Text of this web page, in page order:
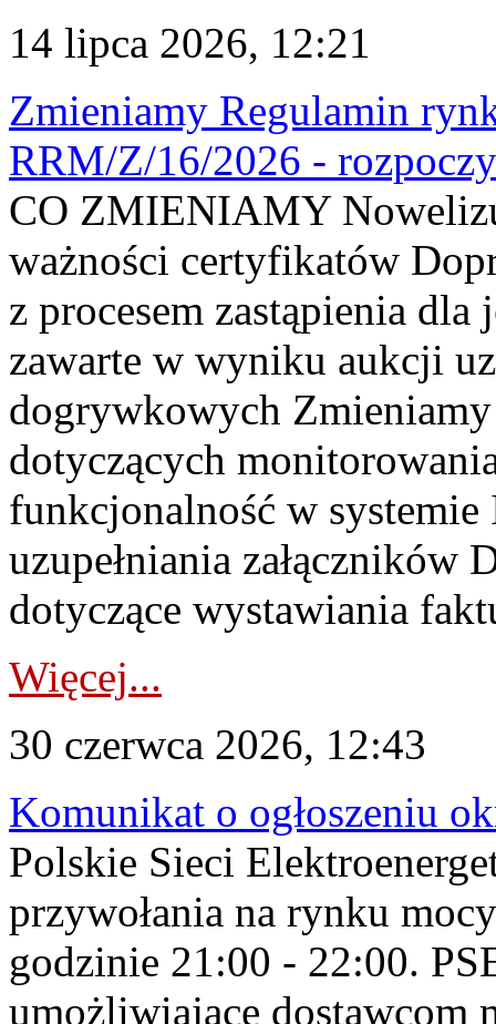
14 lipca 2026, 12:21
Zmieniamy Regulamin
RRM/Z/16/2026 -
CO ZMIENIAMY
ważności certyfikatów
z procesem zastąpienia
zawarte w wyniku aukcji
dogrywkowych Zmieniamy
dotyczących
funkcjonalność w
uzupełniania załączników
dotyczące wystawiania
Więcej...
30 czerwca 2026, 12:43
Komunikat o ogłoszeniu
Polskie Sieci
przywołania na rynku
godzinie 21:00 - 22:00.
umożliwiające dostawcom